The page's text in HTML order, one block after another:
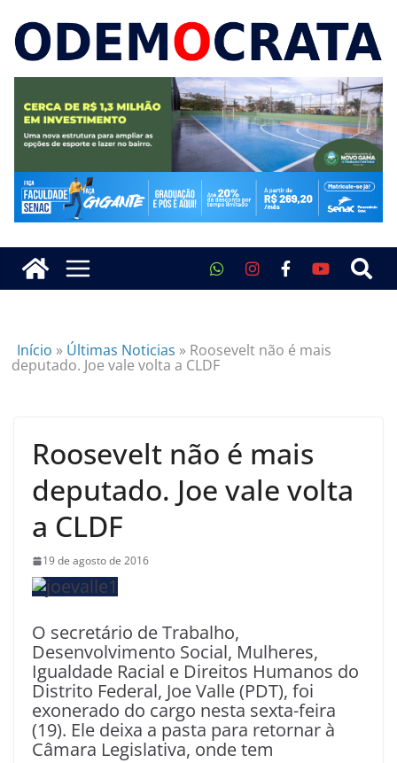
Início » Últimas Noticias » Roosevelt não é mais
deputado. Joe vale volta a CLDF
Roosevelt não é mais
deputado. Joe vale volta
a CLDF
19 de agosto de 2016
O secretário de Trabalho,
Desenvolvimento Social, Mulheres,
Igualdade Racial e Direitos Humanos do
Distrito Federal, Joe Valle (PDT), foi
exonerado do cargo nesta sexta-feira
(19). Ele deixa a pasta para retornar à
Câmara Legislativa, onde tem